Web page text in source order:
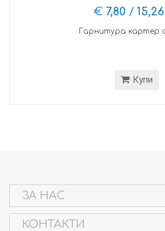
€ 7,80 / 15,26
Гарнитура картер
Купи
ЗА НАС
КОНТАКТИ